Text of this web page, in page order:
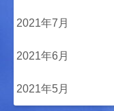
2021年7月
2021年6月
2021年5月